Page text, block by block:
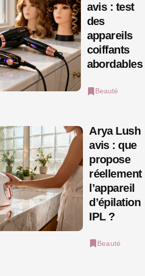
avis : test
des
appareils
coiffants
abordables
Beauté
Arya Lush
avis : que
propose
réellement
l’appareil
d’épilation
IPL ?
Beauté